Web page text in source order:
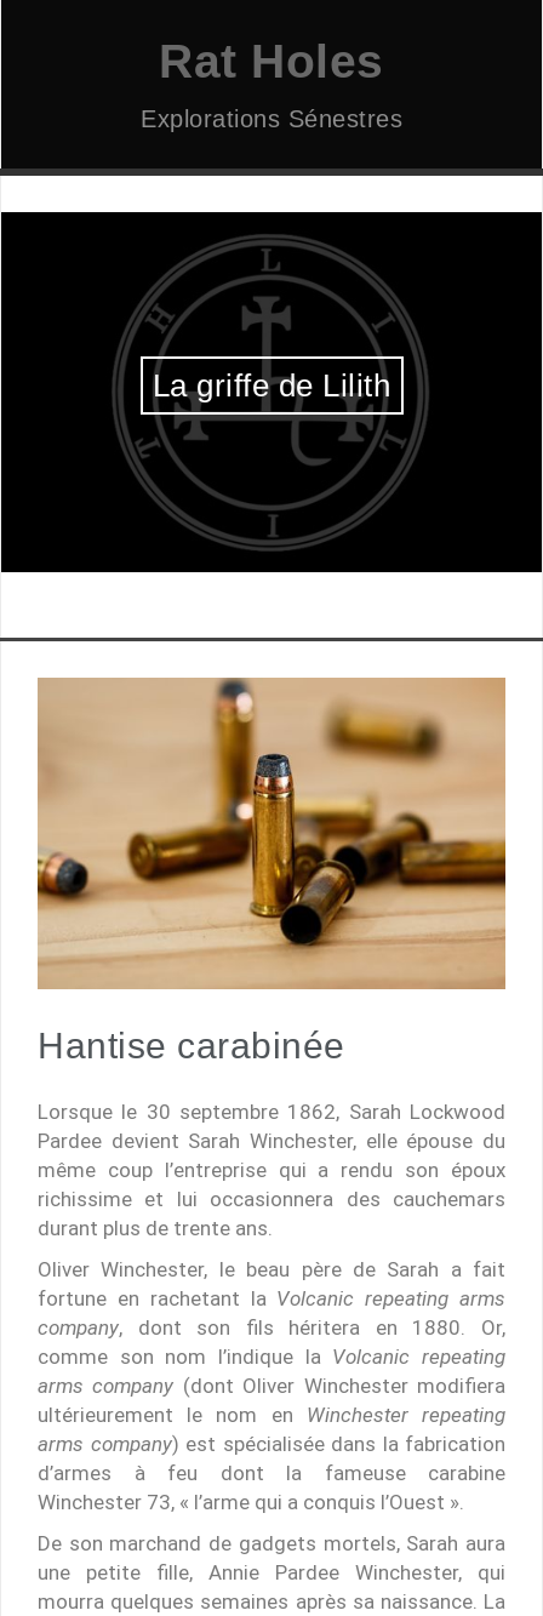
Rat Holes
Explorations Sénestres
La griffe de Lilith
Hantise carabinée
Lorsque le 30 septembre 1862, Sarah Lockwood
Pardee devient Sarah Winchester, elle épouse du
même coup l’entreprise qui a rendu son époux
richissime et lui occasionnera des cauchemars
durant plus de trente ans.
Oliver Winchester, le beau père de Sarah a fait
fortune en rachetant la Volcanic repeating arms
company, dont son fils héritera en 1880. Or,
comme son nom l’indique la Volcanic repeating
arms company (dont Oliver Winchester modifiera
ultérieurement le nom en Winchester repeating
arms company) est spécialisée dans la fabrication
d’armes à feu dont la fameuse carabine
Winchester 73, « l’arme qui a conquis l’Ouest ».
De son marchand de gadgets mortels, Sarah aura
une petite fille, Annie Pardee Winchester, qui
mourra quelques semaines après sa naissance. La